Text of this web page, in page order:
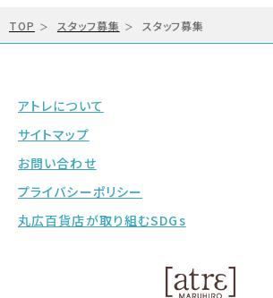
TOP スタッフ募集 スタッフ募集
アトレについて
サイトマップ
お問い合わせ
プライバシーポリシー
丸広百貨店が取り組むSDGs